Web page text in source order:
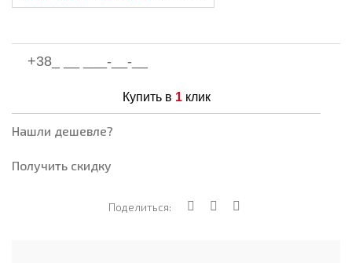
Купить в 1клик
Нашли дешевле?
Получить скидку
Поделиться: